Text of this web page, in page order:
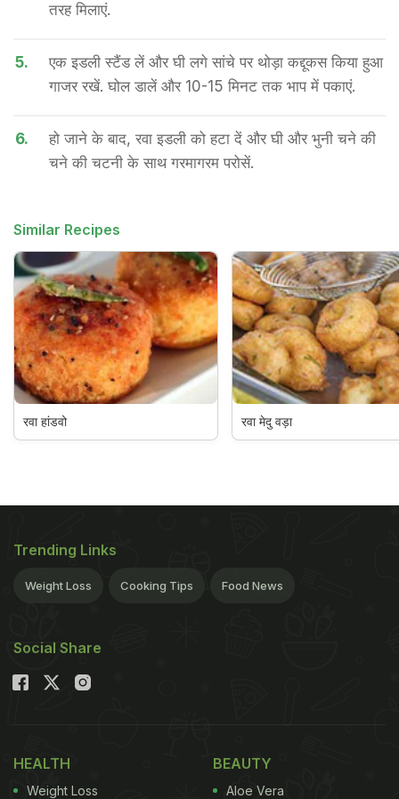
तरह मिलाएं.
5.
एक इडली स्टैंड लें और घी लगे सांचे पर थोड़ा कद्दूकस किया हुआ
गाजर रखें. घोल डालें और 10-15 मिनट तक भाप में पकाएं.
6.
हो जाने के बाद, रवा इडली को हटा दें और घी और भुनी चने की
चने की चटनी के साथ गरमागरम परोसें.
Similar Recipes
रवा हांडवो रवा मेदु वड़ा
Trending Links
Weight Loss Cooking Tips Food News
Social Share
HEALTH
Weight Loss
BEAUTY
Aloe Vera